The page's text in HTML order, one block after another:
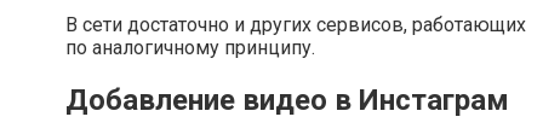
В сети достаточно и других сервисов, работающих
по аналогичному принципу.
Добавление видео в Инстаграм